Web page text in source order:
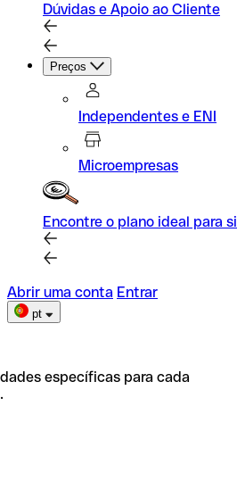
Dúvidas e Apoio ao Cliente
Preços
Independentes e ENI
Microempresas
Encontre o plano ideal para si
Abrir uma conta Entrar
pt
específicas para cada